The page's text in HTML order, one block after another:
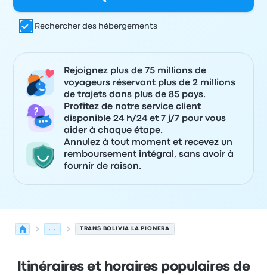
Rechercher des hébergements
Rejoignez plus de 75 millions de
voyageurs réservant plus de 2 millions
de trajets dans plus de 85 pays.
Profitez de notre service client
disponible 24 h/24 et 7 j/7 pour vous
aider à chaque étape.
Annulez à tout moment et recevez un
remboursement intégral, sans avoir à
fournir de raison.
... TRANS BOLIVIA LA PIONERA
Itinéraires et horaires populaires de